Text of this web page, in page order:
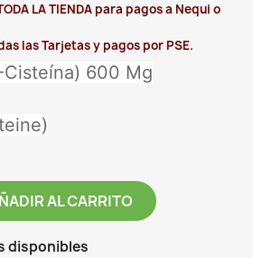
LA TIENDA para pagos a Nequi o
las Tarjetas y pagos por PSE.
600 Mg
AL CARRITO
disponibles